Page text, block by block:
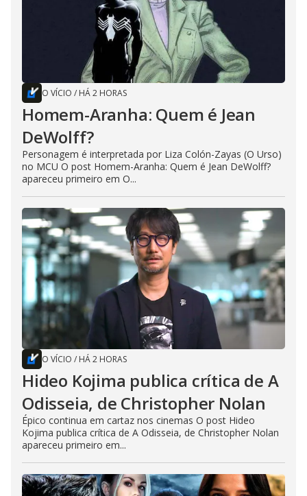
O VÍCIO / HÁ 2 HORAS
Homem-Aranha: Quem é Jean
DeWolff?
Personagem é interpretada por Liza Colón-Zayas (O Urso)
no MCU O post Homem-Aranha: Quem é Jean DeWolff?
apareceu primeiro em O...
O VÍCIO / HÁ 2 HORAS
Hideo Kojima publica crítica de A
Odisseia, de Christopher Nolan
Épico continua em cartaz nos cinemas O post Hideo
Kojima publica crítica de A Odisseia, de Christopher Nolan
apareceu primeiro em...